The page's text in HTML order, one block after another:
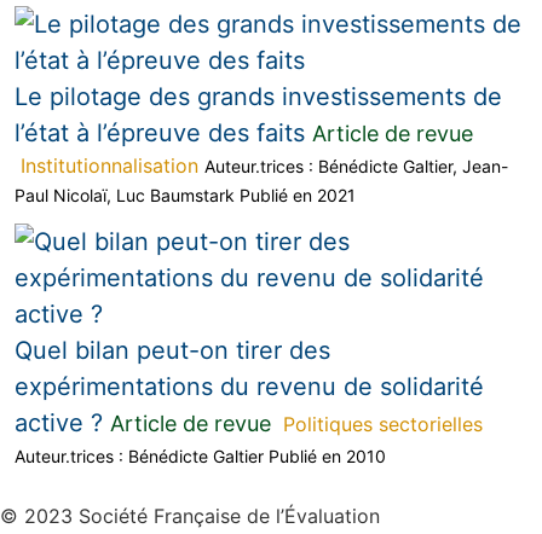
Le pilotage des grands investissements de
l’état à l’épreuve des faits Article de revue
Institutionnalisation Auteur.trices : Bénédicte Galtier, Jean-
Paul Nicolaï, Luc Baumstark Publié en 2021
Quel bilan peut-on tirer des
expérimentations du revenu de solidarité
active ? Article de revue Politiques sectorielles
Auteur.trices : Bénédicte Galtier Publié en 2010
© 2023 Société Française de l’Évaluation